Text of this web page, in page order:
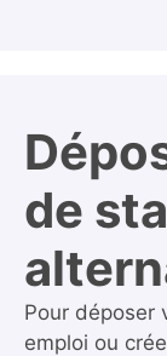
de
Pour déposer
emploi ou